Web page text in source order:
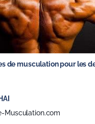
de musculation pour les
Musculation.com